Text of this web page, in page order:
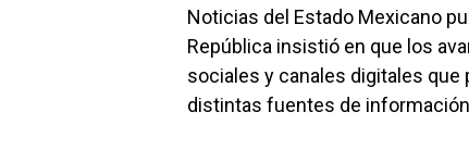
Noticias del Estado Mexicano
República insistió en que los
sociales y canales digitales
distintas fuentes de